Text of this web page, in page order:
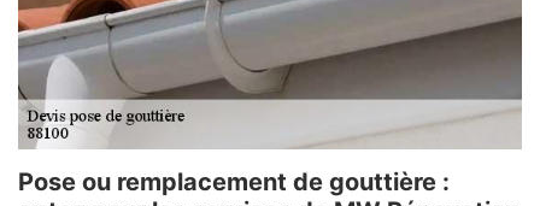
Pose ou remplacement de gouttière :